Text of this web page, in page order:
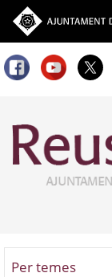
Per temes